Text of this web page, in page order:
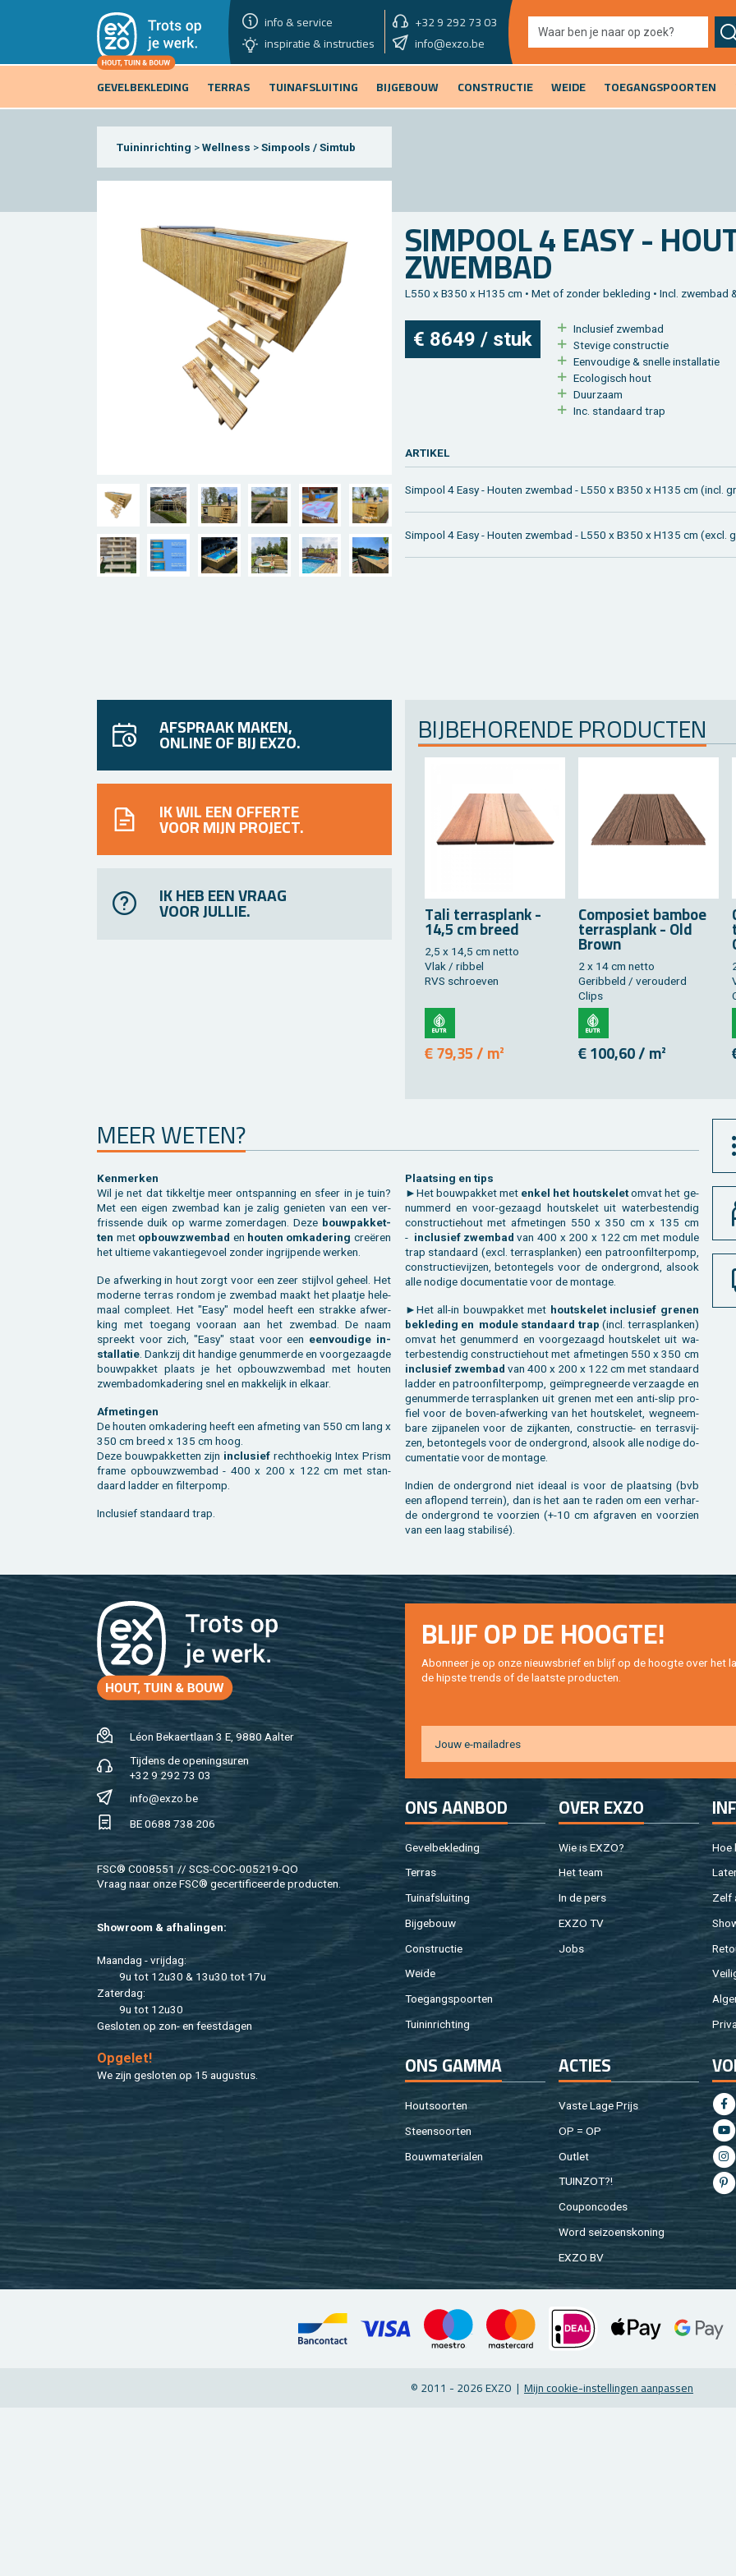
info & service +32 9 292 73 03
showroom morgen
inspiratie & instructies
info@exzo.be GESLOTEN
GEVELBEKLEDING
TERRAS TUINAFSLUITING BIJGEBOUW CONSTRUCTIE WEIDE TOEGANGSPOORTEN
Tuininrichting >Wellness >Simpools / Simtub
SIM­POOL 4 EASY -
ZWEM­BAD
L550 x B350 x H135 cm • Met of zon­der be­kle­ding • Incl. zwem­bad
€ 8649 / stuk
In­clu­sief zwem­bad
Ste­vi­ge con­struc­tie
Een­vou­di­ge & snel­le in­stal­la­tie
Eco­lo­gisch hout
Duur­zaam
Inc. stan­daard trap
AR­TI­KEL
Sim­pool 4 Easy - Hou­ten zwem­bad - L550 x B350 x H135 cm (incl.
Sim­pool 4 Easy - Hou­ten zwem­bad - L550 x B350 x H135 cm (excl.
AFSPRAAK MAKEN,
ONLINE OF BIJ EXZO.
IK WIL EEN OFFERTE
VOOR MIJN PROJECT.
IK HEB EEN VRAAG
VOOR JULLIE.
BIJ­BE­HO­REN­DE PRO­DUC­TEN
Tali ter­ras­plank -
14,5 cm breed
2,5 x 14,5 cm netto
Vlak / rib­bel
RVS schroe­ven
€ 79,35 / m²
Com­po­siet bam­boe
ter­ras­plank - Old
Brown
2 x 14 cm netto
Ge­rib­beld / ver­ou­derd
Clips
€ 100,60 / m²
MEER WETEN?
Ken­mer­ken
Wil je net dat tik­kel­tje meer ont­span­ning en sfeer in je tuin?
Met een eigen zwem­bad kan je zalig ge­nie­ten van een ver­
fris­sen­de duik op warme zo­mer­da­gen. Deze bouw­pak­ket­
ten met op­bouw­zwem­bad en hou­ten om­ka­de­ring creëren
het ul­tie­me va­kan­tie­ge­voel zon­der in­grij­pen­de wer­ken.
De af­wer­king in hout zorgt voor een zeer stijl­vol ge­heel. Het
mo­der­ne ter­ras rond­om je zwem­bad maakt het plaat­je he­le­
maal com­pleet. Het "Easy" model heeft een strak­ke af­wer­
king met toe­gang voor­aan aan het zwem­bad. De naam
spreekt voor zich, "Easy" staat voor een een­vou­di­ge in­
stal­la­tie . Dank­zij dit han­di­ge ge­num­mer­de en voor­ge­zaag­de
bouw­pak­ket plaats je het op­bouw­zwem­bad met hou­ten
zwem­ba­dom­ka­de­ring snel en mak­ke­lijk in el­kaar.
Af­me­tin­gen
De hou­ten om­ka­de­ring heeft een af­me­ting van 550 cm lang x
350 cm breed x 135 cm hoog.
Deze bouw­pak­ket­ten zijn in­clu­sief recht­hoe­kig Intex Prism
frame op­bouw­zwem­bad - 400 x 200 x 122 cm met stan­
daard lad­der en fil­ter­pomp.
In­clu­sief stan­daard trap.
Plaat­sing en tips
►Het bouw­pak­ket met enkel het houtske­letomvat het ge­
num­merd en voor-ge­zaagd houtske­let uit wa­ter­be­sten­dig
con­struc­tie­hout met af­me­tin­gen 550 x 350 cm x 135 cm
- in­clu­sief zwem­bad van 400 x 200 x 122 cm met mo­du­le
trap stan­daard (excl. terras­planken) een pa­troon­fil­ter­pomp,
con­struc­tie­vij­zen, be­ton­te­gels voor de on­der­grond, als­ook
alle no­di­ge do­cu­men­ta­tie voor de mon­ta­ge.
►Het all-in bouw­pak­ket met houtske­let in­clu­sief gre­nen
be­kle­ding en mo­du­le stan­daard trap (incl. terras­planken)
omvat het ge­num­merd en voor­ge­zaagd houtske­let uit wa­
ter­be­sten­dig con­struc­tie­hout met af­me­tin­gen 550 x 350 cm
in­clu­sief zwem­bad van 400 x 200 x 122 cm met stan­daard
lad­der en pa­troon­fil­ter­pomp, geïmpreg­neer­de ver­zaag­de en
ge­num­mer­de terras­planken uit gre­nen met een anti-slip pro­
fiel voor de boven-af­wer­king van het houtske­let, weg­neem­
ba­re zij­pa­ne­len voor de zij­kan­ten, con­struc­tie- en ter­ras­vij­
zen, be­ton­te­gels voor de on­der­grond, als­ook alle no­di­ge do­
cu­men­ta­tie voor de mon­ta­ge.
In­dien de on­der­grond niet ide­aal is voor de plaat­sing (bvb
een af­lo­pend ter­rein), dan is het aan te raden om een ver­har­
de on­der­grond te voor­zien (+-10 cm af­gra­ven en voor­zien
van een laag sta­bi­lisé).
Léon Be­kaert­laan 3 E, 9880 Aal­ter
Tij­dens de ope­nings­uren
+32 9 292 73 03
info@​exzo.​be
BE 0688 738 206
FSC® C008551 // SCS-COC-005219-QO
Vraag naar onze FSC® ge­cer­ti­fi­ceer­de pro­duc­ten.
Show­room & af­ha­lin­gen:
Maan­dag - vrij­dag:
9u tot 12u30 & 13u30 tot 17u
Za­ter­dag:
9u tot 12u30
Ge­slo­ten op zon- en feest­da­gen
Op­ge­let!
We zijn ge­slo­ten op 15 au­gus­tus.
BLIJF OP DE HOOG­TE!
Abon­neer je op onze nieuws­brief en blijf op de hoog­te over het
de hip­s­te trends of de laat­ste pro­duc­ten.
ONS AAN­BOD
Ge­vel­be­kle­ding
Ter­ras
Tuin­af­slui­ting
Bij­ge­bouw
Con­struc­tie
Weide
Toe­gangs­poor­ten
Tuin­in­rich­ting
OVER EXZO
Wie is EXZO?
Het team
In de pers
EXZO TV
Jobs
Hoe
Zelf
ONS GAMMA
Hout­soor­ten
Steen­soor­ten
Bouw­ma­te­ri­a­len
AC­TIES
Vaste Lage Prijs
OP = OP
Out­let
TUIN­ZOT?!
Cou­pon­co­des
Word sei­zoens­ko­ning
EXZO BV
© 2011 - 2026 EXZO | Mijn coo­kie-in­stel­lin­gen aan­pas­sen